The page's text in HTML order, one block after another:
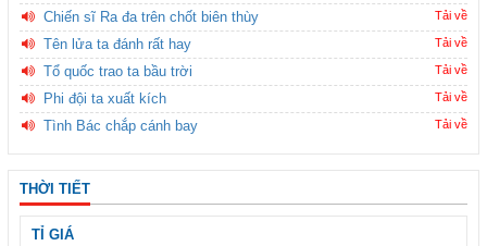
Chiến sĩ Ra đa trên chốt biên thùy Tải về
Tên lửa ta đánh rất hay Tải về
Tổ quốc trao ta bầu trời Tải về
Phi đội ta xuất kích Tải về
Tình Bác chắp cánh bay Tải về
THỜI TIẾT
TỈ GIÁ